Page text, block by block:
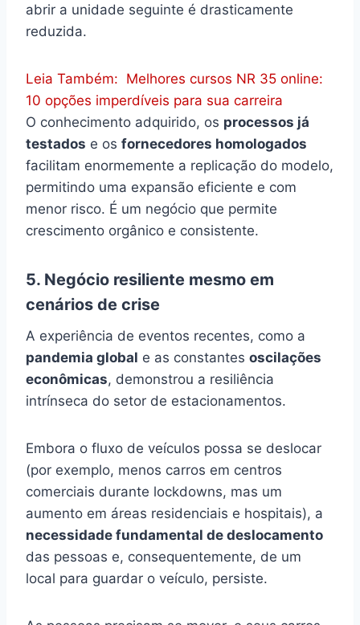
abrir a unidade seguinte é drasticamente
reduzida.
Leia Também: Melhores cursos NR 35 online:
10 opções imperdíveis para sua carreira
O conhecimento adquirido, os processos já
testados e os fornecedores homologados
facilitam enormemente a replicação do modelo,
permitindo uma expansão eficiente e com
menor risco. É um negócio que permite
crescimento orgânico e consistente.
5. Negócio resiliente mesmo em
cenários de crise
A experiência de eventos recentes, como a
pandemia global e as constantes oscilações
econômicas, demonstrou a resiliência
intrínseca do setor de estacionamentos.
Embora o fluxo de veículos possa se deslocar
(por exemplo, menos carros em centros
comerciais durante lockdowns, mas um
aumento em áreas residenciais e hospitais), a
necessidade fundamental de deslocamento
das pessoas e, consequentemente, de um
local para guardar o veículo, persiste.